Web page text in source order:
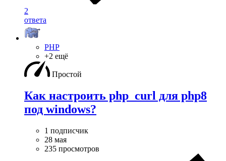
2
ответа
PHP
+2 ещё
Простой
Как настроить php_curl для php8
под windows?
1 подписчик
28 мая
235 просмотров